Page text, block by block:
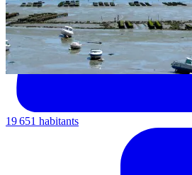
19 651 habitants